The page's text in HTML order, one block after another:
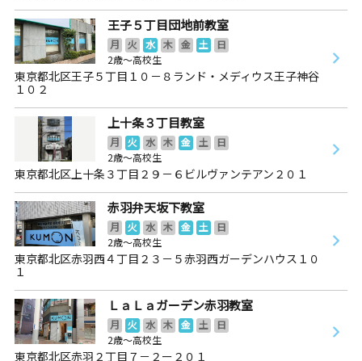
王子５丁目団地前教室
月 火 水 木 金 土
日
2歳～高校生
東京都北区王子５丁目１０－８ランド・メディウス王子神谷
１０２
上十条３丁目教室
月 火 水 木 金 土
日
2歳～高校生
東京都北区上十条３丁目２９－６ビルヴァンテアン２０１
赤羽弁天坂下教室
月 火 水 木 金 土
日
2歳～高校生
東京都北区赤羽西４丁目２３－５赤羽西ガーデンハウス１０
１
ＬａＬａガーデン赤羽教室
月 火 水 木 金 土
日
2歳～高校生
東京都北区赤羽２丁目７－２ー２０１